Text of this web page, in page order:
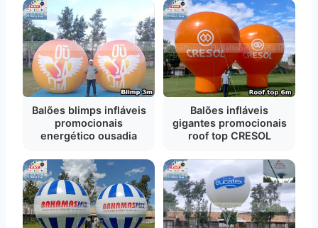
Balões blimps infláveis
promocionais
energético ousadia
Balões infláveis
gigantes promocionais
roof top CRESOL